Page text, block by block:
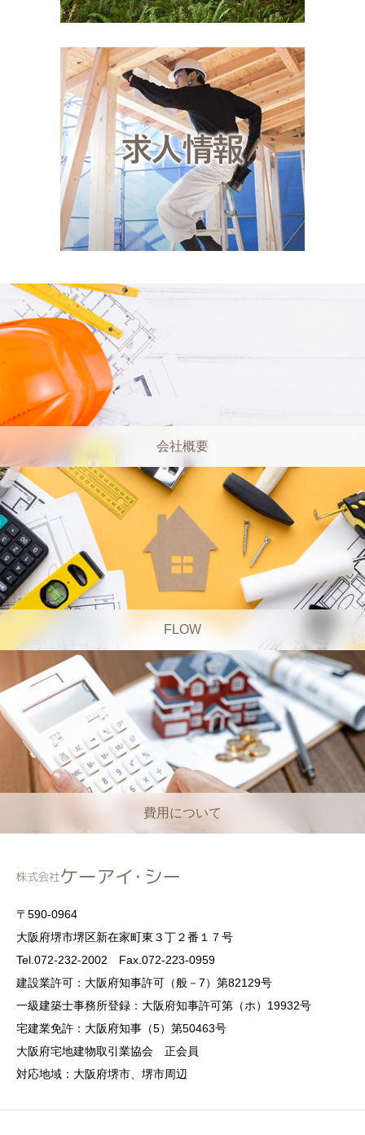
会社概要
FLOW
費用について
〒590-0964
大阪府堺市堺区新在家町東３丁２番１７号
Tel.072-232-2002 Fax.072-223-0959
建設業許可：大阪府知事許可（般－7）第82129号
一級建築士事務所登録：大阪府知事許可第（ホ）19932号
宅建業免許：大阪府知事（5）第50463号
大阪府宅地建物取引業協会 正会員
対応地域：大阪府堺市、堺市周辺